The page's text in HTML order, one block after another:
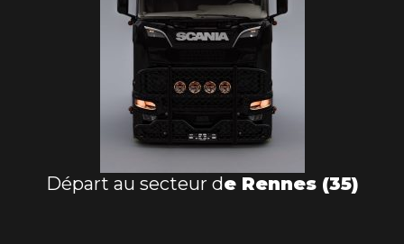
Départ au secteur de Rennes (35)